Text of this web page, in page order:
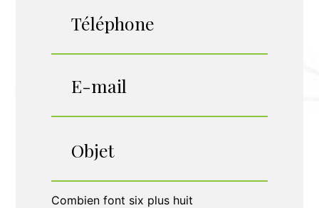
Combien font six plus huit